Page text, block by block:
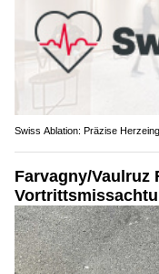
Swiss Ablation: Präzise
Farvagny/Vaulruz